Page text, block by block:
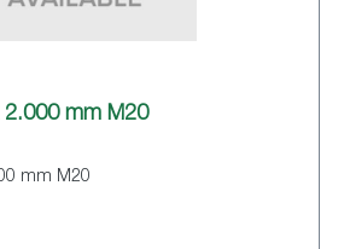
mm M20
mm M20